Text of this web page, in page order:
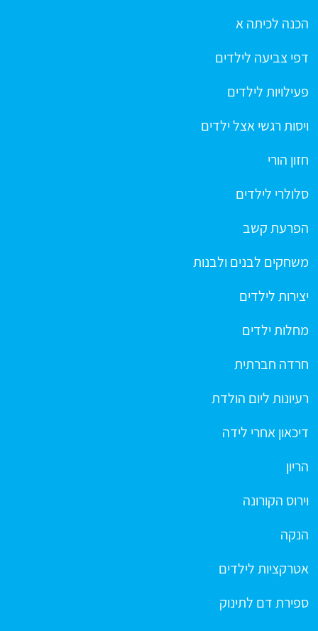
הכנה לכיתה א
דפי צביעה לילדים
פעילויות לילדים
ויסות רגשי אצל ילדים
חזון הורי
סלולרי לילדים
הפרעת קשב
משחקים לבנים ולבנות
יצירות לילדים
מחלות ילדים
חרדה חברתית
רעיונות ליום הולדת
דיכאון אחרי לידה
הריון
וירוס הקורונה
הנקה
אטרקציות לילדים
ספירת דם לתינוק